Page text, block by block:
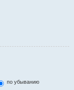
по убыванию